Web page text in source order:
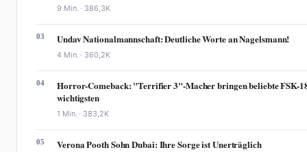
9 Min. · 386,3K
03 Undav Nationalmannschaft: Deutliche Worte an Nagelsmann!
4 Min. · 360,2K
04
Horror-Comeback: "Terrifier 3"-Macher bringen beliebte FSK-
wichtigsten
1 Min. · 383,2K
05 Verona Pooth Sohn Dubai: Ihre Sorge ist Unerträglich